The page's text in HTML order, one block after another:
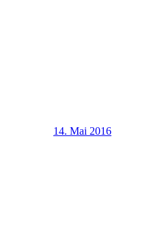
14. Mai 2016